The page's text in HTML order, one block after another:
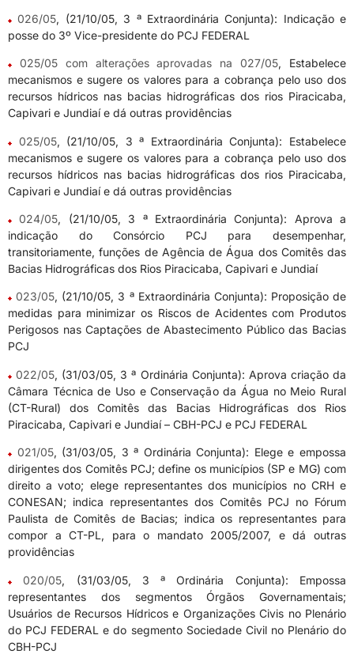
026/05, (21/10/05, 3 ª Extraordinária Conjunta): Indicação e
posse do 3º Vice-presidente do PCJ FEDERAL
025/05 com alterações aprovadas na 027/05, Estabelece
mecanismos e sugere os valores para a cobrança pelo uso dos
recursos hídricos nas bacias hidrográficas dos rios Piracicaba,
Capivari e Jundiaí e dá outras providências
025/05, (21/10/05, 3 ª Extraordinária Conjunta): Estabelece
mecanismos e sugere os valores para a cobrança pelo uso dos
recursos hídricos nas bacias hidrográficas dos rios Piracicaba,
Capivari e Jundiaí e dá outras providências
024/05, (21/10/05, 3 ª Extraordinária Conjunta): Aprova a
indicação do Consórcio PCJ para desempenhar,
transitoriamente, funções de Agência de Água dos Comitês das
Bacias Hidrográficas dos Rios Piracicaba, Capivari e Jundiaí
023/05, (21/10/05, 3 ª Extraordinária Conjunta): Proposição de
medidas para minimizar os Riscos de Acidentes com Produtos
Perigosos nas Captações de Abastecimento Público das Bacias
PCJ
022/05, (31/03/05, 3 ª Ordinária Conjunta): Aprova criação da
Câmara Técnica de Uso e Conservação da Água no Meio Rural
(CT-Rural) dos Comitês das Bacias Hidrográficas dos Rios
Piracicaba, Capivari e Jundiaí – CBH-PCJ e PCJ FEDERAL
021/05, (31/03/05, 3 ª Ordinária Conjunta): Elege e empossa
dirigentes dos Comitês PCJ; define os municípios (SP e MG) com
direito a voto; elege representantes dos municípios no CRH e
CONESAN; indica representantes dos Comitês PCJ no Fórum
Paulista de Comitês de Bacias; indica os representantes para
compor a CT-PL, para o mandato 2005/2007, e dá outras
providências
020/05, (31/03/05, 3 ª Ordinária Conjunta): Empossa
representantes dos segmentos Órgãos Governamentais;
Usuários de Recursos Hídricos e Organizações Civis no Plenário
do PCJ FEDERAL e do segmento Sociedade Civil no Plenário do
CBH-PCJ